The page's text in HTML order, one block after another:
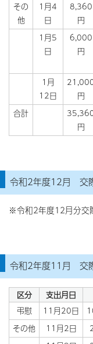
その
他
1月4
日
8,360
円
1月5
日
6,000
円
1月
12日
円
合計
円
令和2年度12月 交
※令和2年度12月分交
令和2年度11月 交
区分 支出月日
弔慰
11月20日
その他
11月2日